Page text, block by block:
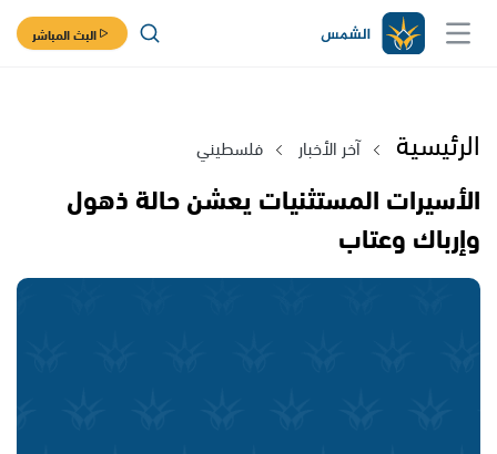
البث المباشر
الرئيسية آخر الأخبار فلسطيني
الأسيرات المستثنيات يعشن حالة ذهول
وإرباك وعتاب